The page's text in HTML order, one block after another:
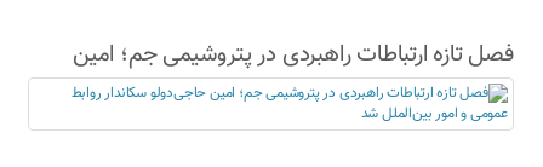
فصل تازه ارتباطات راهبردی در پتروشیمی جم؛ امین
حاجی‌دولو سکاندار روابط عمومی و امور بین‌الملل شد